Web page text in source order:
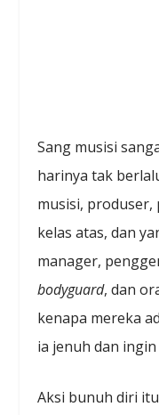
Sang musisi
harinya tak
musisi,
kelas atas, dan
manager,
bodyguard, dan
kenapa mereka
ia jenuh dan
Aksi bunuh diri